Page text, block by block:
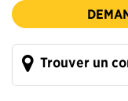
Trouver un